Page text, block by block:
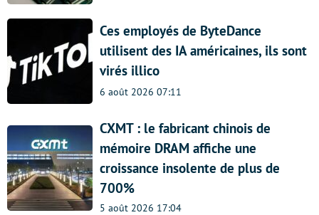
Ces employés de ByteDance
utilisent des IA américaines, ils sont
virés illico
6 août 2026 07:11
CXMT : le fabricant chinois de
mémoire DRAM affiche une
croissance insolente de plus de
700%
5 août 2026 17:04